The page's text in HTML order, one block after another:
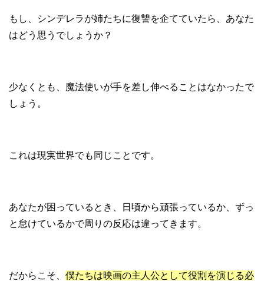
もし、シンデレラが姉たちに復讐を企てていたら、あなた
はどう思うでしょうか？
少なくとも、魔法使いが手を差し伸べることはなかったで
しょう。
これは現実世界でも同じことです。
あなたが困っているとき、日頃から頑張っているか、ずっ
と怠けているかで周りの反応は違ってきます。
だからこそ、 僕たちは映画の主人公として役割を演じる必